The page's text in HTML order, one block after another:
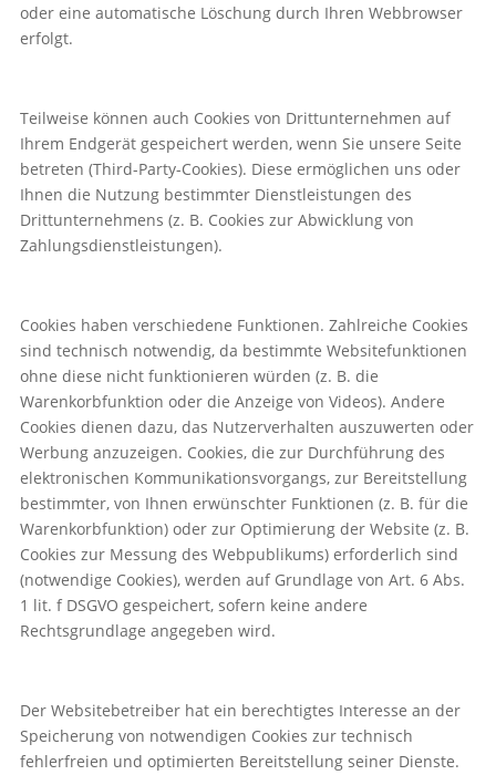
oder eine automatische Löschung durch Ihren Webbrowser
erfolgt.
Teilweise können auch Cookies von Drittunternehmen auf
Ihrem Endgerät gespeichert werden, wenn Sie unsere Seite
betreten (Third-Party-Cookies). Diese ermöglichen uns oder
Ihnen die Nutzung bestimmter Dienstleistungen des
Drittunternehmens (z. B. Cookies zur Abwicklung von
Zahlungsdienstleistungen).
Cookies haben verschiedene Funktionen. Zahlreiche Cookies
sind technisch notwendig, da bestimmte Websitefunktionen
ohne diese nicht funktionieren würden (z. B. die
Warenkorbfunktion oder die Anzeige von Videos). Andere
Cookies dienen dazu, das Nutzerverhalten auszuwerten oder
Werbung anzuzeigen. Cookies, die zur Durchführung des
elektronischen Kommunikationsvorgangs, zur Bereitstellung
bestimmter, von Ihnen erwünschter Funktionen (z. B. für die
Warenkorbfunktion) oder zur Optimierung der Website (z. B.
Cookies zur Messung des Webpublikums) erforderlich sind
(notwendige Cookies), werden auf Grundlage von Art. 6 Abs.
1 lit. f DSGVO gespeichert, sofern keine andere
Rechtsgrundlage angegeben wird.
Der Websitebetreiber hat ein berechtigtes Interesse an der
Speicherung von notwendigen Cookies zur technisch
fehlerfreien und optimierten Bereitstellung seiner Dienste.